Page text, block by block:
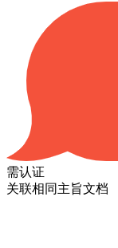
需认证
关联相同主旨文档